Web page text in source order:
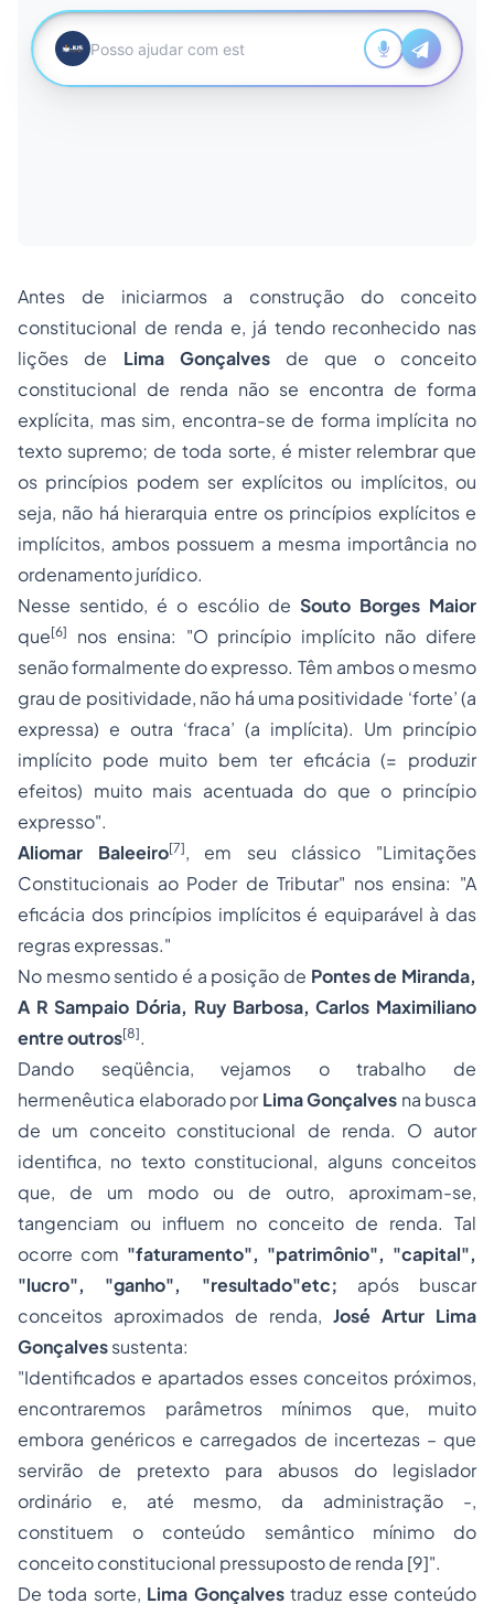
Antes de iniciarmos a construção do conceito
constitucional de renda e, já tendo reconhecido nas
lições de Lima Gonçalvesde que o conceito
constitucional de renda não se encontra de forma
explícita, mas sim, encontra-se de forma implícita no
texto supremo; de toda sorte, é mister relembrar que
os princípios podem ser explícitos ou implícitos, ou
seja, não há hierarquia entre os princípios explícitos e
implícitos, ambos possuem a mesma importância no
ordenamento jurídico.
Nesse sentido, é o escólio de Souto Borges Maior
que[6]
nos ensina: "O princípio implícito não difere
senão formalmente do expresso. Têm ambos o mesmo
grau de positividade, não há uma positividade ‘forte’ (a
expressa) e outra ‘fraca’ (a implícita). Um princípio
implícito pode muito bem ter eficácia (= produzir
efeitos) muito mais acentuada do que o princípio
expresso".
Aliomar Baleeiro[7], em seu clássico "Limitações
Constitucionais ao Poder de Tributar" nos ensina: "A
eficácia dos princípios implícitos é equiparável à das
regras expressas."
No mesmo sentido é a posição de Pontes de Miranda,
A R Sampaio Dória, Ruy Barbosa, Carlos Maximiliano
entre outros[8].
Dando seqüência, vejamos o trabalho de
hermenêutica elaborado porLima Gonçalves na busca
de um conceito constitucional de renda. O autor
identifica, no texto constitucional, alguns conceitos
que, de um modo ou de outro, aproximam-se,
tangenciam ou influem no conceito de renda. Tal
ocorre com "faturamento", "patrimônio", "capital",
"lucro", "ganho", "resultado"etc; após buscar
conceitos aproximados de renda, José Artur Lima
Gonçalvessustenta:
"Identificados e apartados esses conceitos próximos,
encontraremos parâmetros mínimos que, muito
embora genéricos e carregados de incertezas – que
servirão de pretexto para abusos do legislador
ordinário e, até mesmo, da administração -,
constituem o conteúdo semântico mínimo do
conceito constitucional pressuposto de renda [9]".
De toda sorte, Lima Gonçalvestraduz esse conteúdo